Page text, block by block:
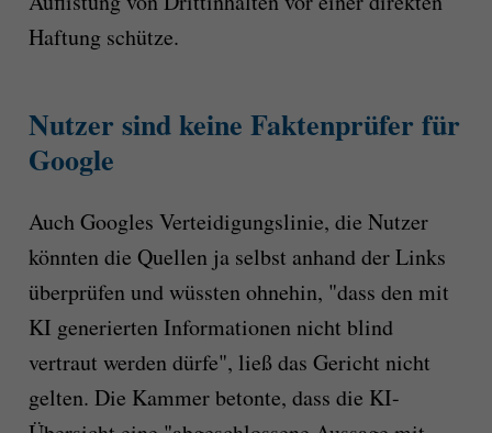
Haftung schütze.
Nutzer sind keine Faktenprüfer für
Google
Auch Googles Verteidigungslinie, die Nutzer
könnten die Quellen ja selbst anhand der Links
überprüfen und wüssten ohnehin, "dass den mit
KI generierten Informationen nicht blind
vertraut werden dürfe", ließ das Gericht nicht
gelten. Die Kammer betonte, dass die KI-